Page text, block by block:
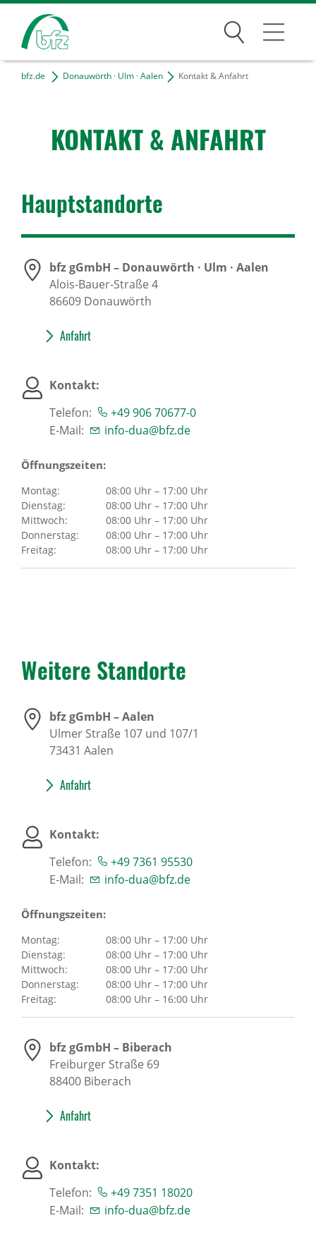
Suchen
D · U · A
Kontakt & Anfahrt
Projekte
Für Unternehmen
Karriere
Über uns
Standorte
Presse
News Archiv
bfz.de Donauwörth · Ulm · Aalen Kontakt & Anfahrt
KONTAKT & ANFAHRT
Haupt­stand­orte
bfz gGmbH – Donauwörth · Ulm · Aalen
Alois-Bauer-Straße 4
86609 Donauwörth
Anfahrt
Öffnungszeiten:
Montag:
08:00 Uhr – 17:00 Uhr
Dienstag:
08:00 Uhr – 17:00 Uhr
Mittwoch:
08:00 Uhr – 17:00 Uhr
Donnerstag:
08:00 Uhr – 17:00 Uhr
Freitag:
08:00 Uhr – 17:00 Uhr
Kontakt:
Telefon:
+49 906 70677-0
E-Mail:
info-dua@bfz.de
Weitere Stand­orte
bfz gGmbH – Aalen
Ulmer Straße 107 und 107/1
73431 Aalen
Anfahrt
Öffnungszeiten:
Montag:
08:00 Uhr – 17:00 Uhr
Dienstag:
08:00 Uhr – 17:00 Uhr
Mittwoch:
08:00 Uhr – 17:00 Uhr
Donnerstag:
08:00 Uhr – 17:00 Uhr
Freitag:
08:00 Uhr – 16:00 Uhr
Kontakt:
Telefon:
+49 7361 95530
E-Mail:
info-dua@bfz.de
bfz gGmbH – Biberach
Freiburger Straße 69
88400 Biberach
Anfahrt
Kontakt:
Telefon:
+49 7351 18020
E-Mail:
info-dua@bfz.de